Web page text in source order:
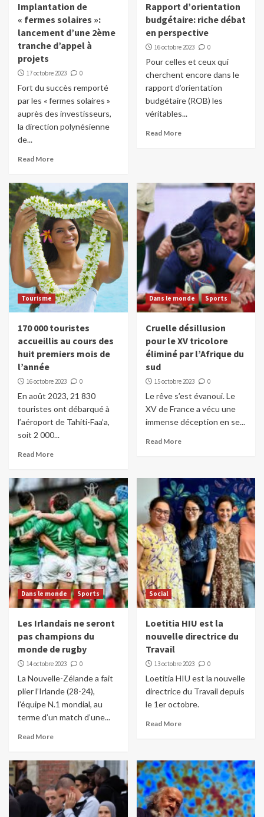
Implantation de
« fermes solaires »:
lancement d’une 2ème
tranche d’appel à
projets
17 octobre 2023 0
Fort du succès remporté
par les « fermes solaires »
auprès des investisseurs,
la direction polynésienne
de...
Read More
Rapport d’orientation
budgétaire: riche débat
en perspective
16 octobre 2023 0
Pour celles et ceux qui
cherchent encore dans le
rapport d’orientation
budgétaire (ROB) les
véritables...
Read More
Tourisme
170 000 touristes
accueillis au cours des
huit premiers mois de
l’année
16 octobre 2023 0
En août 2023, 21 830
touristes ont débarqué à
l’aéroport de Tahiti-Faa’a,
soit 2 000...
Read More
Dans le monde Sports
Cruelle désillusion
pour le XV tricolore
éliminé par l’Afrique du
sud
15 octobre 2023 0
Le rêve s’est évanoui. Le
XV de France a vécu une
immense déception en se...
Read More
Dans le monde Sports
Les Irlandais ne seront
pas champions du
monde de rugby
14 octobre 2023 0
La Nouvelle-Zélande a fait
plier l’Irlande (28-24),
l’équipe N.1 mondial, au
terme d’un match d’une...
Read More
Social
Loetitia HIU est la
nouvelle directrice du
Travail
13 octobre 2023 0
Loetitia HIU est la nouvelle
directrice du Travail depuis
le 1er octobre.
Read More